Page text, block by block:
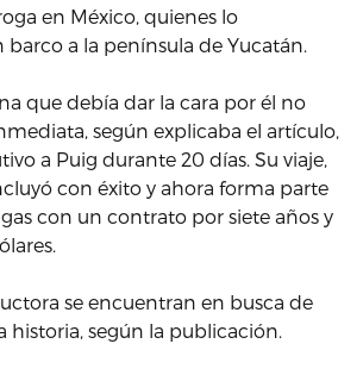
en México, quienes lo
a la península de Yucatán.
que debía dar la cara por él no
según explicaba el artículo,
a Puig durante 20 días. Su viaje,
con éxito y ahora forma parte
con un contrato por siete años y
se encuentran en busca de
historia, según la publicación.